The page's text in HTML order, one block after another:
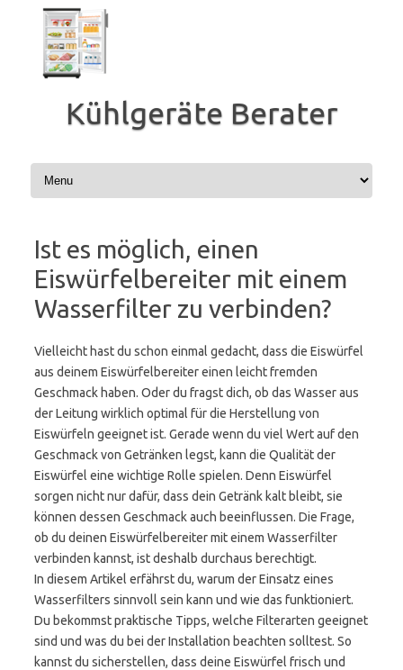
Zum
Inhalt
springen
Kühlgeräte Berater
Ist es möglich, einen
Eiswürfelbereiter mit einem
Wasserfilter zu verbinden?
Vielleicht hast du schon einmal gedacht, dass die Eiswürfel
aus deinem Eiswürfelbereiter einen leicht fremden
Geschmack haben. Oder du fragst dich, ob das Wasser aus
der Leitung wirklich optimal für die Herstellung von
Eiswürfeln geeignet ist. Gerade wenn du viel Wert auf den
Geschmack von Getränken legst, kann die Qualität der
Eiswürfel eine wichtige Rolle spielen. Denn Eiswürfel
sorgen nicht nur dafür, dass dein Getränk kalt bleibt, sie
können dessen Geschmack auch beeinflussen. Die Frage,
ob du deinen Eiswürfelbereiter mit einem Wasserfilter
verbinden kannst, ist deshalb durchaus berechtigt.
In diesem Artikel erfährst du, warum der Einsatz eines
Wasserfilters sinnvoll sein kann und wie das funktioniert.
Du bekommst praktische Tipps, welche Filterarten geeignet
sind und was du bei der Installation beachten solltest. So
kannst du sicherstellen, dass deine Eiswürfel frisch und